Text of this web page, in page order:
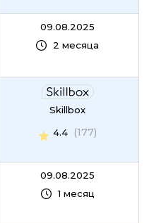
09.08.2025
2 месяца
Skillbox
4.4
(177)
09.08.2025
1 месяц